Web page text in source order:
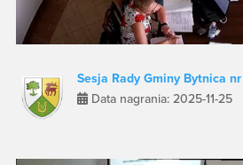
Sesja Rady Gminy Bytnica nr
Data nagrania: 2025-11-25